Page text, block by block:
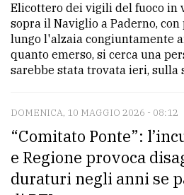
Elicottero dei vigili del fuoco in
sopra il Naviglio a Paderno,
lungo l'alzaia congiuntamente
quanto emerso, si cerca una
sarebbe stata trovata ieri, sulla
DOMENICA, 10 MAGGIO 2026 - 08:12
“Comitato Ponte”:
e Regione provoca
duraturi negli anni se